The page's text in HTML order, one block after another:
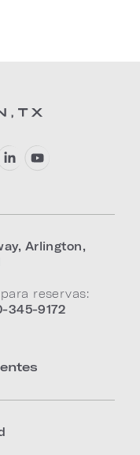
, Arlington,
reservas:
345-9172